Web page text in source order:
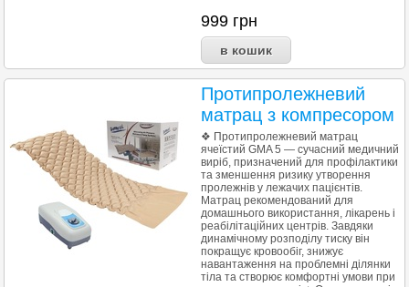
999 грн
Протипролежневий
матрац з компресором
❖ Протипролежневий матрац
ячеїстий GMA 5 — сучасний медичний
виріб, призначений для профілактики
та зменшення ризику утворення
пролежнів у лежачих пацієнтів.
Матрац рекомендований для
домашнього використання, лікарень і
реабілітаційних центрів. Завдяки
динамічному розподілу тиску він
покращує кровообіг, знижує
навантаження на проблемні ділянки
тіла та створює комфортні умови при